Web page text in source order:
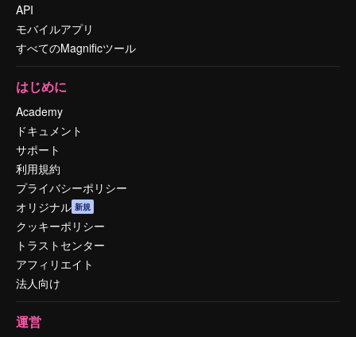
API
モバイルアプリ
すべてのMagnificツール
はじめに
Academy
ドキュメント
サポート
利用規約
プライバシーポリシー
オリジナル 新規
クッキーポリシー
トラストセンター
アフィリエイト
法人向け
運営